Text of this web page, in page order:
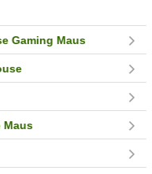
Gaming Maus
Maus